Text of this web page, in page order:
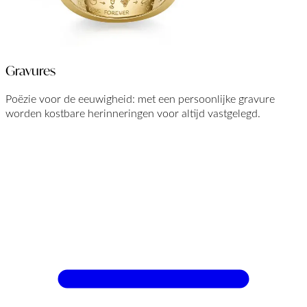
Gravures
Poëzie voor de eeuwigheid: met een persoonlijke gravure
worden kostbare herinneringen voor altijd vastgelegd.